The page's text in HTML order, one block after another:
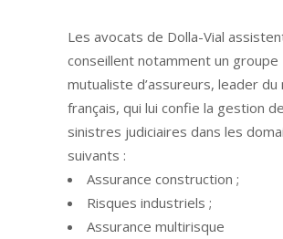
Les avocats de Dolla-Vial
conseillent notamment un groupe
mutualiste d’assureurs, leader du
français, qui lui confie la gestion de
sinistres judiciaires dans les
suivants :
Assurance construction ;
Risques industriels ;
Assurance multirisque